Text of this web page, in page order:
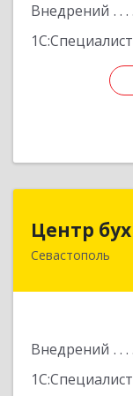
Внедрений
1С:Специалист
Центр
Севастополь
Внедрений
1С:Специалист
299026,